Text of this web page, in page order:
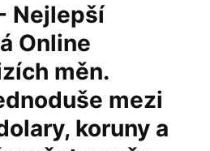
Nejlepší
Online
měn.
mezi
koruny a